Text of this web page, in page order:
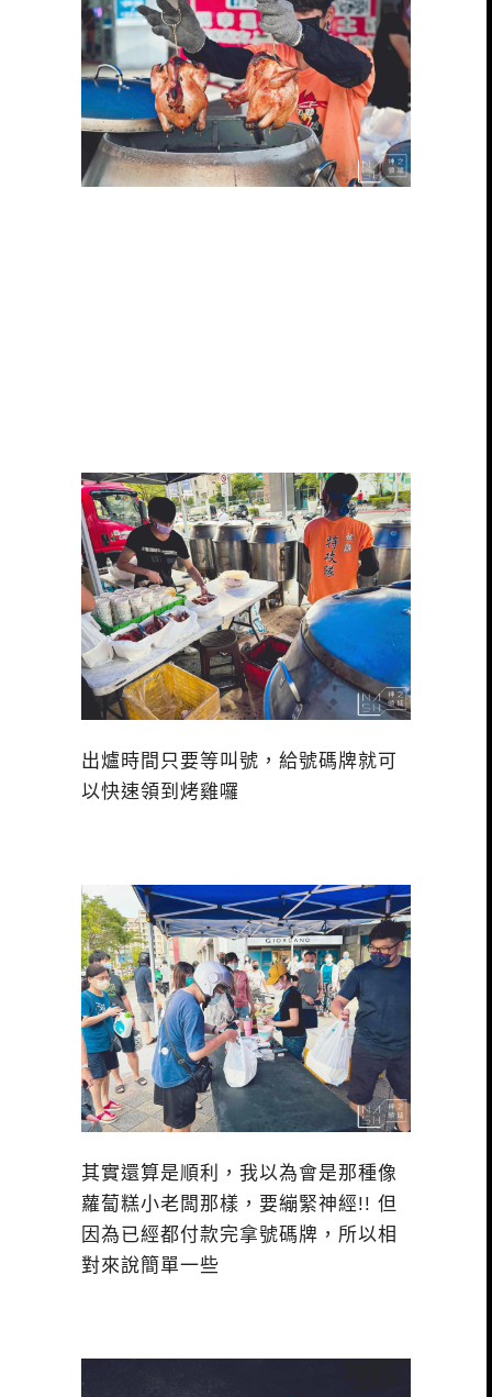
出爐時間只要等叫號，給號碼牌就可
以快速領到烤雞囉
其實還算是順利，我以為會是那種像
蘿蔔糕小老闆那樣，要繃緊神經!! 但
因為已經都付款完拿號碼牌，所以相
對來說簡單一些